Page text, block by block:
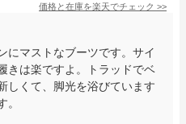
価格と在庫を楽天でチェック >>
にマストなブーツです。サイ
きは楽ですよ。トラッドでベ
しくて、脚光を浴びています
。